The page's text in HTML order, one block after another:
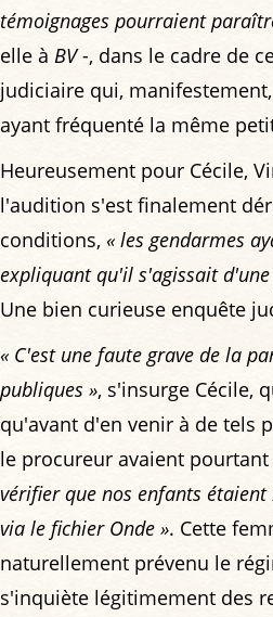
témoignages pourraient
elle à BV-, dans le cadre de
judiciaire qui,
ayant fréquenté la même
Heureusement pour Cécile,
l'audition s'est finalement
conditions, « les gendarmes
expliquant qu'il s'agissait
Une bien curieuse enquête
« C'est une faute grave de la
publiques », s'insurge Cécile,
qu'avant d'en venir à de tels
le procureur avaient pourtant
vérifier que nos enfants
via le fichier Onde ». Cette
naturellement prévenu le
s'inquiète légitimement des